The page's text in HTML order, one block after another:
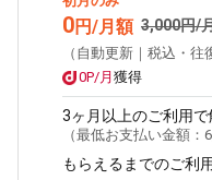
0円/月額 3,000円/
（自動更新｜税込・往
0P/月 獲得
3ヶ月 以上のご利用で
（最低お支払い金額：
もらえるまでのご利